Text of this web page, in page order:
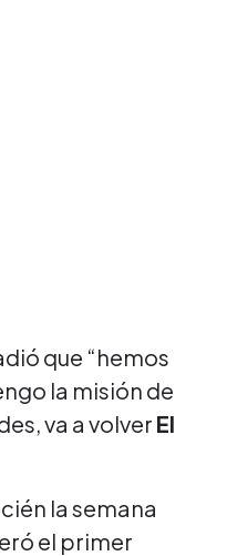
que “hemos
la misión de
va a volver El
la semana
el primer